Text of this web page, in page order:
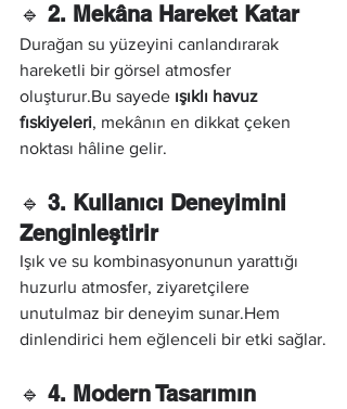
🔹 2. Mekâna Hareket Katar
Durağan su yüzeyini canlandırarak
hareketli bir görsel atmosfer
oluşturur.Bu sayede ışıklı havuz
fıskiyeleri, mekânın en dikkat çeken
noktası hâline gelir.
🔹 3. Kullanıcı Deneyimini
Zenginleştirir
Işık ve su kombinasyonunun yarattığı
huzurlu atmosfer, ziyaretçilere
unutulmaz bir deneyim sunar.Hem
dinlendirici hem eğlenceli bir etki sağlar.
🔹 4. Modern Tasarımın